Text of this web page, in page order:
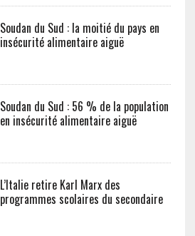
Soudan du Sud : la moitié du pays en
insécurité alimentaire aiguë
Soudan du Sud : 56 % de la population
en insécurité alimentaire aiguë
L’Italie retire Karl Marx des
programmes scolaires du secondaire